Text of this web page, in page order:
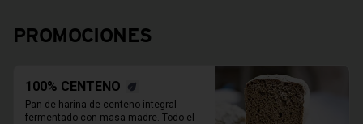
PROMOCIONES
100% CENTENO
Pan de harina de centeno integral
fermentado con masa madre. Todo el